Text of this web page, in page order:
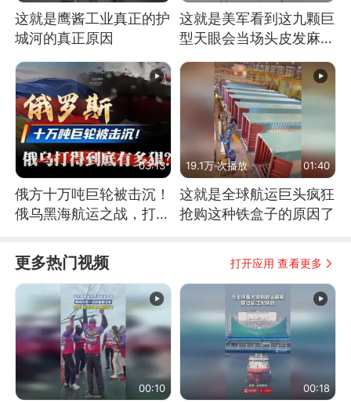
这就是鹰酱工业真正的护
城河的真正原因
这就是美军看到这九颗巨
型天眼会当场头皮发麻的
03:13
俄方十万吨巨轮被击沉！
俄乌黑海航运之战，打得
19.1万 次播放 01:40
这就是全球航运巨头疯狂
抢购这种铁盒子的原因了
更多热门视频 打开应用 查看更多
00:10 00:18